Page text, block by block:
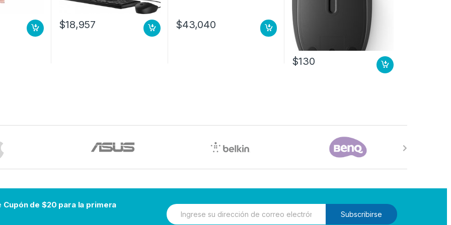
DW10P
$18,957 $43,040
$130
Cupón de $20 para la primera
N
e
Subscribirse